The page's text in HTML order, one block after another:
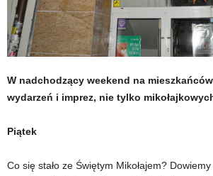
W nadchodzący weekend na
wydarzeń i imprez, nie tylko
Piątek
Co się stało ze Świętym Mikołajem?